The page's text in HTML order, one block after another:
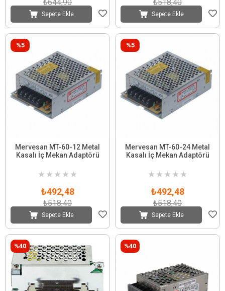
₺644,90
Sepete Ekle
₺518,40
Sepete Ekle
Mervesan MT-60-12 Metal
Kasalı İç Mekan Adaptörü
★ ★ ★ ★ ★
₺492,48
₺518,40
Sepete Ekle
%5
Mervesan MT-60-24 Metal
Kasalı İç Mekan Adaptörü
★ ★ ★ ★ ★
₺492,48
₺518,40
Sepete Ekle
%5
%40 %40